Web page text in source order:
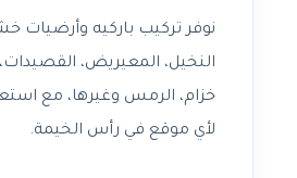
نوفر تركيب باركيه
النخيل، المعيريض، القصيدات،
خزام، الرمس وغيرها، مع
لأي موقع في رأس الخيمة.